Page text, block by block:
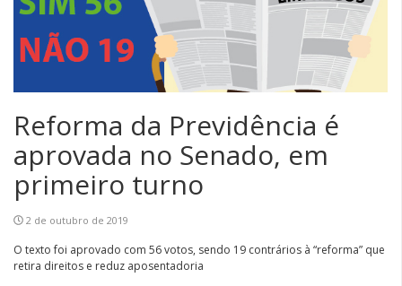
Reforma da Previdência é
aprovada no Senado, em
primeiro turno
2 de outubro de 2019
O texto foi aprovado com 56 votos, sendo 19 contrários à “reforma” que
retira direitos e reduz aposentadoria